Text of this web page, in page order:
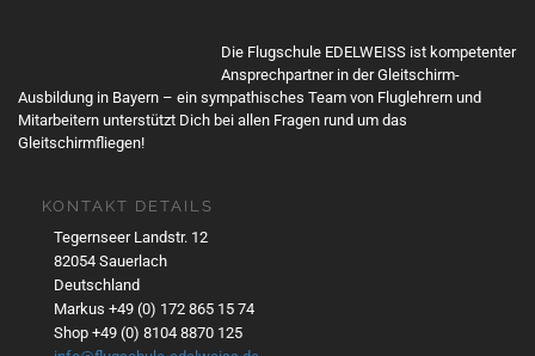
Die Flugschule EDELWEISS ist kompetenter
Ansprechpartner in der Gleitschirm-
Ausbildung in Bayern – ein sympathisches Team von Fluglehrern und
Mitarbeitern unterstützt Dich bei allen Fragen rund um das
Gleitschirmfliegen!
KONTAKT DETAILS
Tegernseer Landstr. 12
82054 Sauerlach
Deutschland
Markus +49 (0) 172 865 15 74
Shop +49 (0) 8104 8870 125